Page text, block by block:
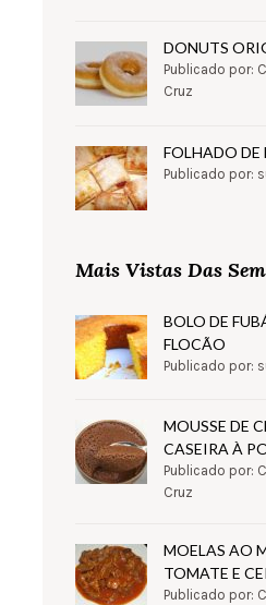
DONUTS
Publicado por:
Cruz
FOLHADO DE
Publicado por:
Mais Vistas Das
BOLO DE
FLOCÃO
Publicado por:
MOUSSE DE
CASEIRA À
Publicado por:
Cruz
MOELAS AO
TOMATE E
Publicado por: